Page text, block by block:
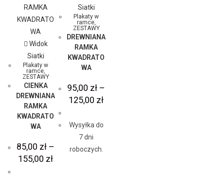
Widok
Siatki
Plakaty w
ramce,
ZESTAWY
CIENKA
DREWNIANA
RAMKA
KWADRATO
WA
85,00 zł –
155,00 zł
Siatki
Plakaty w
ramce,
ZESTAWY
DREWNIANA
RAMKA
KWADRATO
WA
95,00 zł –
125,00 zł
Wysyłka do
7 dni
roboczych.